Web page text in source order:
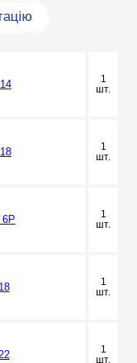
1
шт.
1
шт.
6P
1
шт.
1
шт.
1
шт.